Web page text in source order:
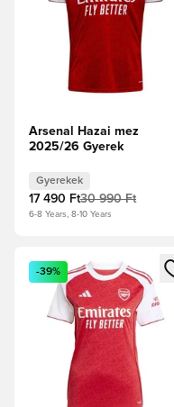
Arsenal Hazai mez
2025/26 Gyerek
Gyerekek
17 490 Ft30 990 Ft
6-8 Years, 8-10 Years
Megnyit egy modált a
-39%